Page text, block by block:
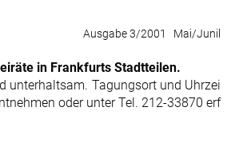
Ausgabe 3/2001 Mai/Junil
in Frankfurts Stadtteilen.
unterhaltsam. Tagungsort und Uhrzei
oder unter Tel. 212-33870 erf